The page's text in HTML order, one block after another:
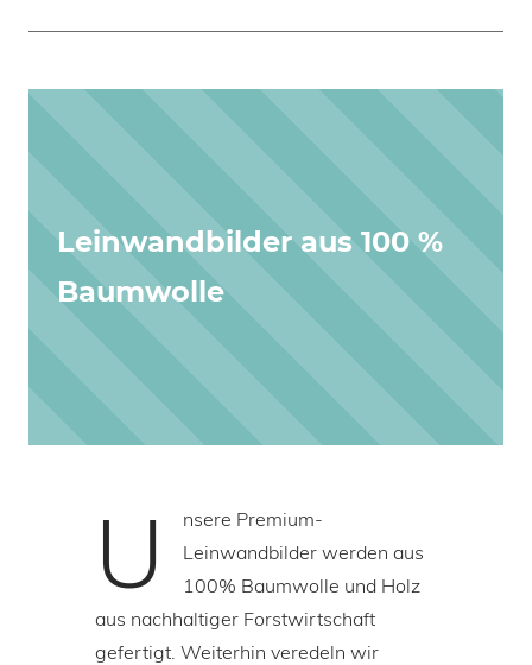
Leinwandbilder aus 100 %
Baumwolle
U
nsere Premium-
Leinwandbilder werden aus
100% Baumwolle und Holz
aus nachhaltiger Forstwirtschaft
gefertigt. Weiterhin veredeln wir